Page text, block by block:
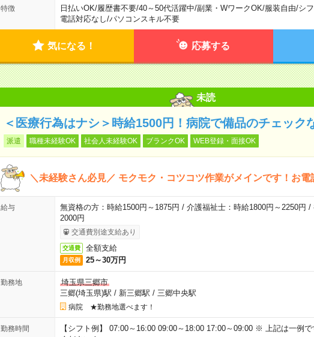
特徴 日払いOK/履歴書不要/40～50代活躍中/副業・WワークOK/服装自由/シ
電話対応なし/パソコンスキル不要
気になる！ 応募する
未読
＜医療行為はナシ＞時給1500円！病院で備品のチェック
派遣 職種未経験OK 社会人未経験OK ブランクOK WEB登録・面接OK
＼未経験さん必見／ モクモク・コツコツ作業がメインです！お電
給与
無資格の方：時給1500円～1875円 / 介護福祉士：時給1800円～2250円 /
2000円
交通費別途支給あり
交通費 全額支給
月収例 25～30万円
勤務地
埼玉県三郷市
三郷(埼玉県)駅 / 新三郷駅 / 三郷中央駅
病院 ★勤務地選べます！
勤務時間
【シフト例】 07:00～16:00 09:00～18:00 17:00～09:00 ※ 上記は一例